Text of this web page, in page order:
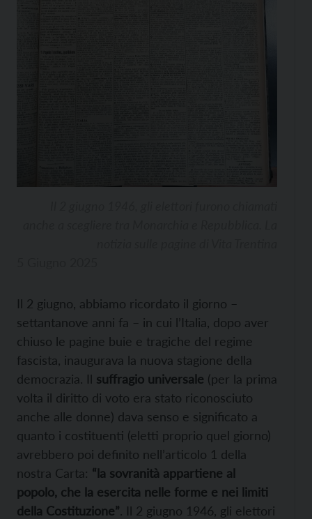
Il 2 giugno, abbiamo ricordato il giorno –
settantanove anni fa – in cui l’Italia, dopo aver
chiuso le pagine buie e tragiche del regime
fascista, inaugurava la nuova stagione della
democrazia. Il suffragio universale (per la prima
volta il diritto di voto era stato riconosciuto
anche alle donne) dava senso e significato a
quanto i costituenti (eletti proprio quel giorno)
avrebbero poi definito nell’articolo 1 della
nostra Carta: “la sovranità appartiene al
popolo, che la esercita nelle forme e nei limiti
della Costituzione”. Il 2 giugno 1946, gli elettori